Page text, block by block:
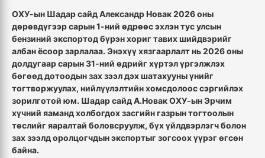
ОХУ-ын Шадар сайд Александр Новак 2026 оны
дөрөвдүгээр сарын 1-ний өдрөөс эхлэн тус улсын
бензиний экспортод бүрэн хориг тавих шийдвэрийг
албан ёсоор зарлалаа. Энэхүү хязгаарлалт нь 2026 оны
долдугаар сарын 31-ний өдрийг хүртэл үргэлжлэх
бөгөөд дотоодын зах зээл дэх шатахууны үнийг
тогтворжуулах, нийлүүлэлтийн хомсдолоос сэргийлэх
зорилготой юм. Шадар сайд А.Новак ОХУ-ын Эрчим
хүчний яаманд холбогдох засгийн газрын тогтоолын
төслийг яаралтай боловсруулж, бүх үйлдвэрлэгч болон
зах зээлд оролцогчдын экспортыг зогсоох үүрэг өгсөн
байна.